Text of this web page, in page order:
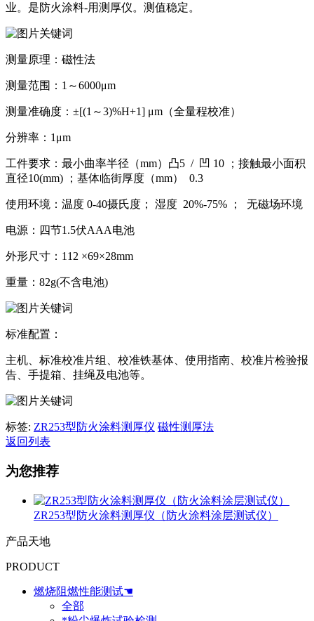
业。是防火涂料-用测厚仪。测值稳定。
测量原理：磁性法
测量范围：1～6000μm
测量准确度：±[(1～3)%H+1] μm（全量程校准）
分辨率：1μm
工件要求：最小曲率半径（mm）凸5 / 凹 10 ；接触最小面积
直径10(mm) ；基体临街厚度（mm） 0.3
使用环境：温度 0-40摄氏度； 湿度 20%-75% ； 无磁场环境
电源：四节1.5伏AAA电池
外形尺寸：112 ×69×28mm
重量：82g(不含电池)
标准配置：
主机、标准校准片组、校准铁基体、使用指南、校准片检验报
告、手提箱、挂绳及电池等。
标签: ZR253型防火涂料测厚仪 磁性测厚法
返回列表
为您推荐
ZR253型防火涂料测厚仪（防火涂料涂层测试仪）
产品天地
PRODUCT
燃烧阻燃性能测试☚
全部